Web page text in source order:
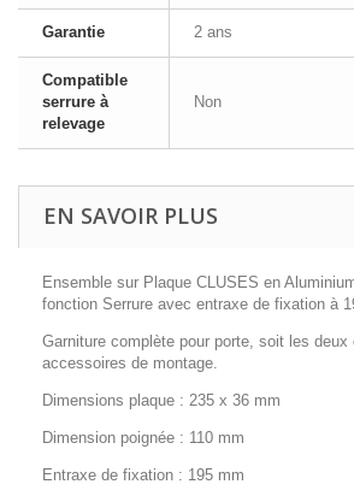
Garantie 2 ans
Compatible
serrure à
relevage
Non
EN SAVOIR PLUS
Ensemble sur Plaque CLUSES en
fonction Serrure avec entraxe de fixation à
Garniture complète pour porte, soit les
accessoires de montage.
Dimensions plaque : 235 x 36 mm
Dimension poignée : 110 mm
Entraxe de fixation : 195 mm